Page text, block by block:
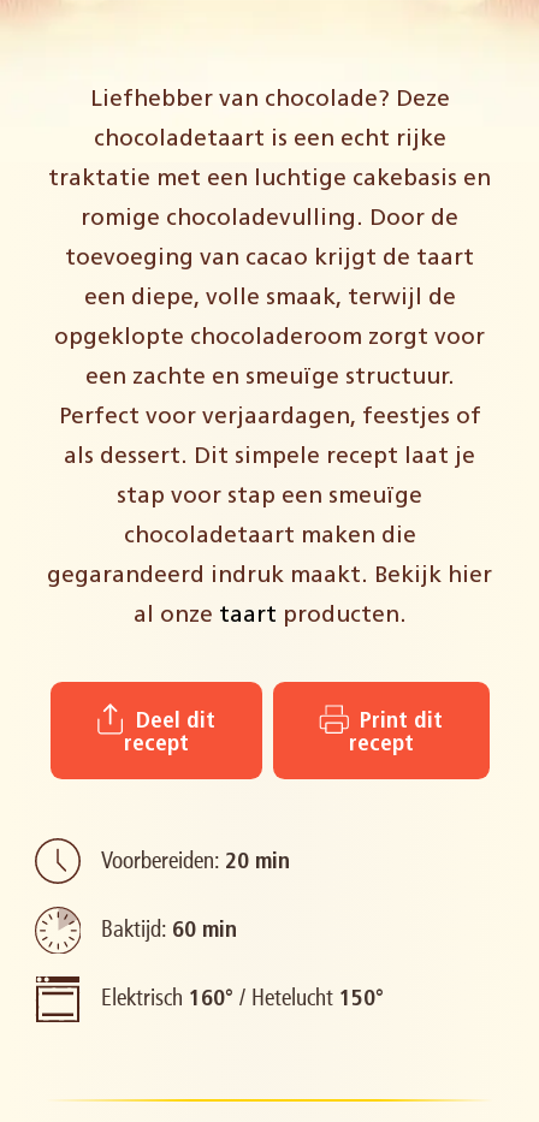
Liefhebber van chocolade? Deze
chocoladetaart is een echt rijke
traktatie met een luchtige cakebasis en
romige chocoladevulling. Door de
toevoeging van cacao krijgt de taart
een diepe, volle smaak, terwijl de
opgeklopte chocoladeroom zorgt voor
een zachte en smeuïge structuur.
Perfect voor verjaardagen, feestjes of
als dessert. Dit simpele recept laat je
stap voor stap een smeuïge
chocoladetaart maken die
gegarandeerd indruk maakt. Bekijk hier
al onze taart producten.
recept
recept
Voorbereiden: 20 min
Baktijd: 60 min
Elektrisch 160° / Hetelucht 150°